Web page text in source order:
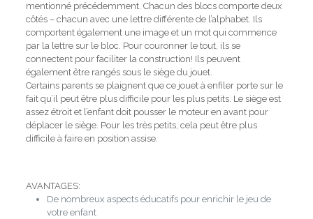
mentionné précédemment. Chacun des blocs comporte deux
côtés – chacun avec une lettre différente de l’alphabet. Ils
comportent également une image et un mot qui commence
par la lettre sur le bloc. Pour couronner le tout, ils se
connectent pour faciliter la construction! Ils peuvent
également être rangés sous le siège du jouet.
Certains parents se plaignent que ce jouet à enfiler porte sur le
fait qu’il peut être plus difficile pour les plus petits. Le siège est
assez étroit et l’enfant doit pousser le moteur en avant pour
déplacer le siège. Pour les très petits, cela peut être plus
difficile à faire en position assise.
AVANTAGES:
De nombreux aspects éducatifs pour enrichir le jeu de
votre enfant